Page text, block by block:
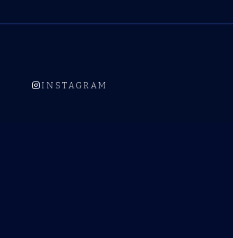
INSTAGRAM